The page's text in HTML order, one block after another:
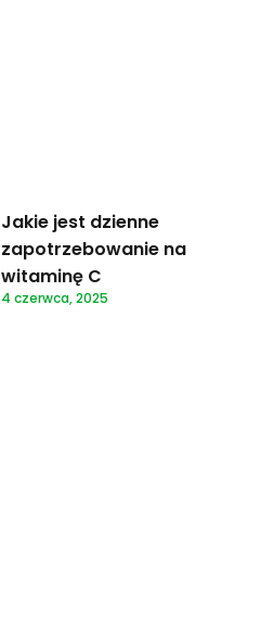
Jakie jest dzienne
zapotrzebowanie na
witaminę C
4 czerwca, 2025